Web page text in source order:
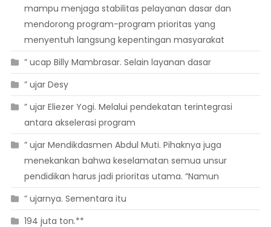
mampu menjaga stabilitas pelayanan dasar dan
mendorong program-program prioritas yang
menyentuh langsung kepentingan masyarakat
” ucap Billy Mambrasar. Selain layanan dasar
” ujar Desy
” ujar Eliezer Yogi. Melalui pendekatan terintegrasi
antara akselerasi program
” ujar Mendikdasmen Abdul Muti. Pihaknya juga
menekankan bahwa keselamatan semua unsur
pendidikan harus jadi prioritas utama. “Namun
” ujarnya. Sementara itu
194 juta ton.**